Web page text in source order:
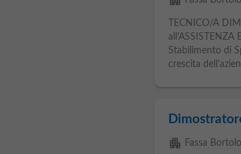
TECNICO/A
all'ASSISTENZA
Stabilimento di
crescita
apartment Fassa Bortolo